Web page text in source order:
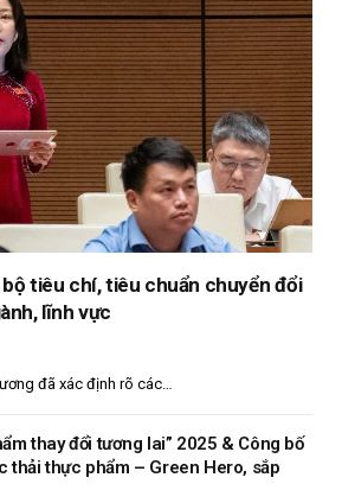
tiêu chí, tiêu chuẩn chuyển đổi
lĩnh vực
đã xác định rõ các…
thay đổi tương lai” 2025 & Công bố
thải thực phẩm – Green Hero, sắp